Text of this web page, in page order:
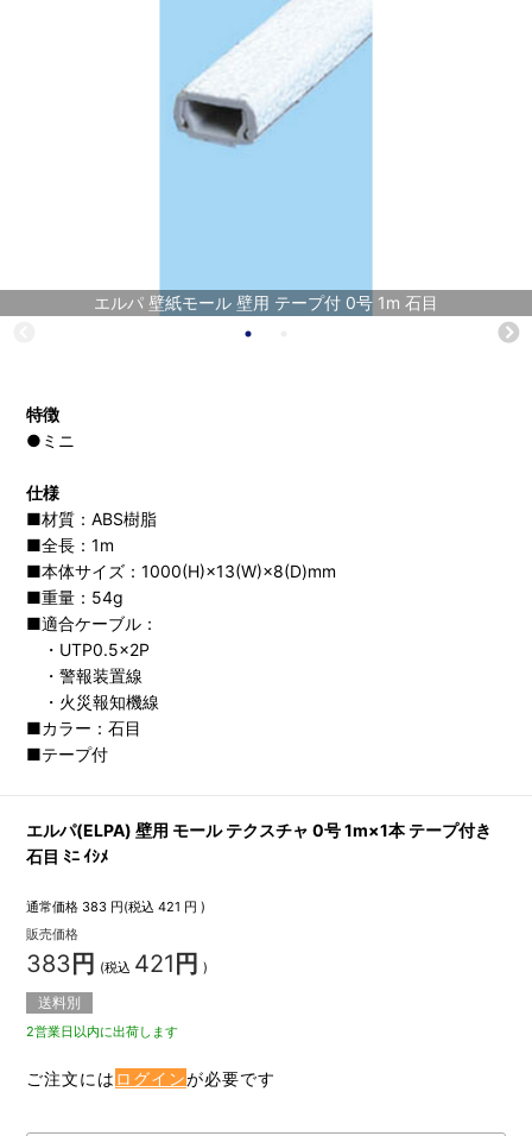
エルパ 壁紙モール 壁用 テープ付 0号 1m 石目
特徴
●ミニ
仕様
■材質：ABS樹脂
■全長：1m
■本体サイズ：1000(H)×13(W)×8(D)mm
■重量：54g
■適合ケーブル：
・UTP0.5×2P
・警報装置線
・火災報知機線
■カラー：石目
■テープ付
エルパ(ELPA) 壁用 モール テクスチャ 0号 1m×1本 テープ付き
石目 ﾐﾆ ｲｼﾒ
通常価格 383 円(税込421 円 )
販売価格
383 円 (税込 421 円 )
送料別
2営業日以内に出荷します
ご注文には ログインが必要です